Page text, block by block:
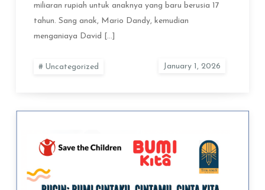
miliaran rupiah untuk anaknya yang baru berusia 17
tahun. Sang anak, Mario Dandy, kemudian
menganiaya David […]
Uncategorized